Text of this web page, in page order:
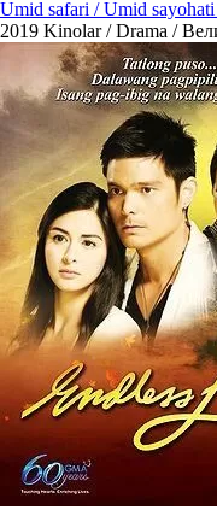
Umid safari / Umid
2019 Kinolar / Drama /